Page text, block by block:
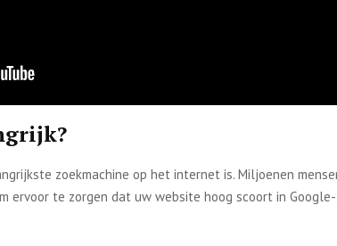
zoekmachine op het internet is. Miljoenen
ervoor te zorgen dat uw website hoog scoort in